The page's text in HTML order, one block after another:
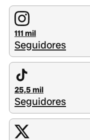
111 mil
Seguidores
25,5 mil
Seguidores